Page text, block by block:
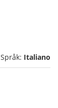
Språk: Italiano